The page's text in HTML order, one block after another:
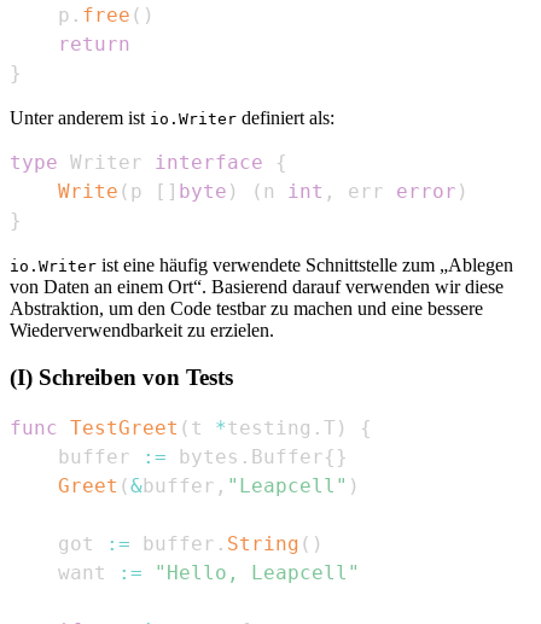
    p
. free ( )
return
}
Unter anderem ist io.Writer definiert als:
type Writer interface
{
Write ( p [ ] byte ) ( n int , err error )
}
io.Writer ist eine häufig verwendete Schnittstelle zum „Ablegen
von Daten an einem Ort“. Basierend darauf verwenden wir diese
Abstraktion, um den Code testbar zu machen und eine bessere
Wiederverwendbarkeit zu erzielen.
(I) Schreiben von Tests
func TestGreet ( t *testing . T )
{
    buffer
:= bytes . Buffer{ }
Greet (&buffer , "Leapcell" )
    got
:= buffer . String ( )
    want
:= "Hello, Leapcell"